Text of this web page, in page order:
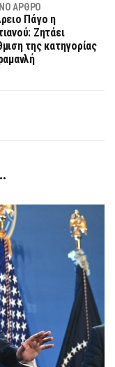
ΆΡΘΡΟ
Πάγο η
Ζητάει
της κατηγορίας